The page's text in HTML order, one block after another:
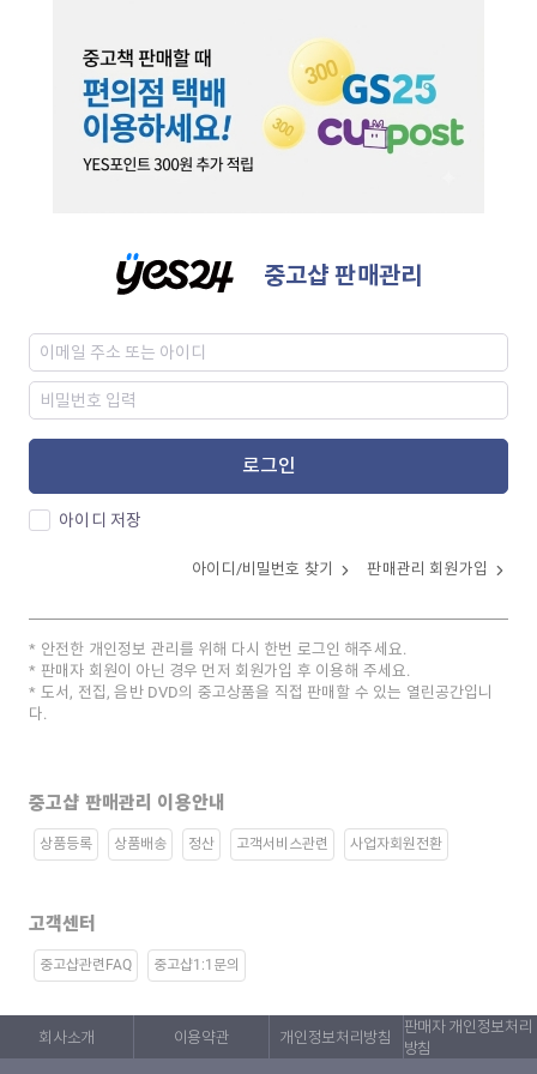
중고샵 판매관리
로그인
아이디 저장
아이디/비밀번호 찾기 판매관리 회원가입
안전한 개인정보 관리를 위해 다시 한번 로그인 해주세요.
판매자 회원이 아닌 경우 먼저 회원가입 후 이용해 주세요.
도서, 전집, 음반 DVD의 중고상품을 직접 판매할 수 있는 열린공간입니
다.
중고샵 판매관리 이용안내
상품등록 상품배송 정산 고객서비스관련 사업자회원전환
고객센터
중고샵관련FAQ 중고샵1:1문의
회사소개 이용약관 개인정보처리방침
판매자 개인정보처리
방침